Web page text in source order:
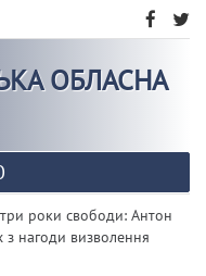
ОБЛАСНА
роки свободи: Антон
з нагоди визволення